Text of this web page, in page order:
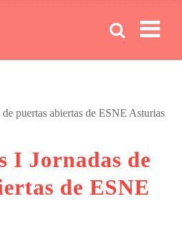
I Jornadas de
de ESNE